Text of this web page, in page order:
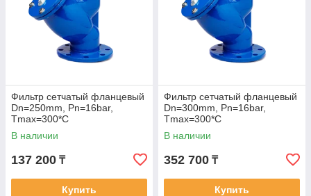
Фильтр сетчатый фланцевый
Dn=250mm, Pn=16bar,
Tmax=300*C
В наличии
137 200 ₸
Купить
Фильтр сетчатый фланцевый
Dn=300mm, Pn=16bar,
Tmax=300*C
В наличии
352 700 ₸
Купить